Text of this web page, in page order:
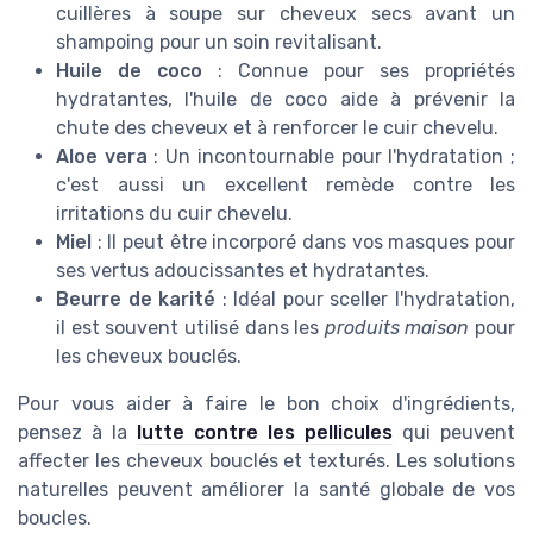
cuillères à soupe sur cheveux secs avant un
shampoing pour un soin revitalisant.
Huile de coco : Connue pour ses propriétés
hydratantes, l'huile de coco aide à prévenir la
chute des cheveux et à renforcer le cuir chevelu.
Aloe vera : Un incontournable pour l'hydratation ;
c'est aussi un excellent remède contre les
irritations du cuir chevelu.
Miel : Il peut être incorporé dans vos masques pour
ses vertus adoucissantes et hydratantes.
Beurre de karité : Idéal pour sceller l'hydratation,
il est souvent utilisé dans les produits maison pour
les cheveux bouclés.
Pour vous aider à faire le bon choix d'ingrédients,
pensez à la lutte contre les pellicules qui peuvent
affecter les cheveux bouclés et texturés. Les solutions
naturelles peuvent améliorer la santé globale de vos
boucles.